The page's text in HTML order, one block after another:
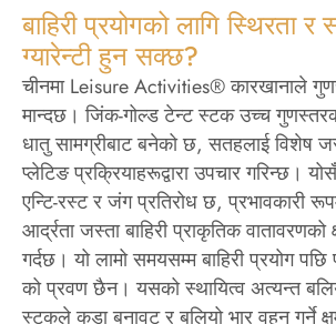
बाहिरी प्रयोगको लागि स्थिरता र
ग्यारेन्टी हुन सक्छ?
चीनमा Leisure Activities® कारखानाले
मान्दछ। जिंक-गोल्ड टेन्ट स्टक उच्च
धातु सामग्रीबाट बनेको छ, सतहलाई विशेष
प्लेटिङ प्रक्रियाहरूद्वारा उपचार गरिन्छ।
एन्टि-रस्ट र जंग प्रतिरोध छ, प्रभावकारी
आर्द्रता जस्ता बाहिरी प्राकृतिक वातावरणको
गर्दछ। यो लामो समयसम्म बाहिरी प्रयोग पछि
को प्रवण छैन। यसको स्थायित्व अत्यन्त
स्टकले कडा बनावट र बलियो भार वहन गर्ने